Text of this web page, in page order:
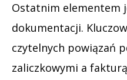
Ostatnim elementem
dokumentacji.
czytelnych powiązań
zaliczkowymi a